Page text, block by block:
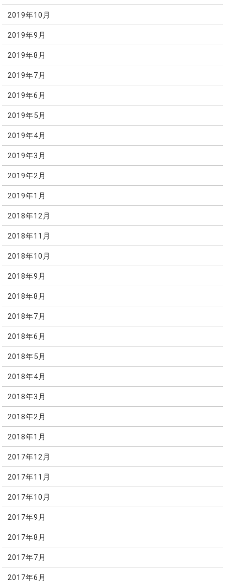
2019年10月
2019年9月
2019年8月
2019年7月
2019年6月
2019年5月
2019年4月
2019年3月
2019年2月
2019年1月
2018年12月
2018年11月
2018年10月
2018年9月
2018年8月
2018年7月
2018年6月
2018年5月
2018年4月
2018年3月
2018年2月
2018年1月
2017年12月
2017年11月
2017年10月
2017年9月
2017年8月
2017年7月
2017年6月